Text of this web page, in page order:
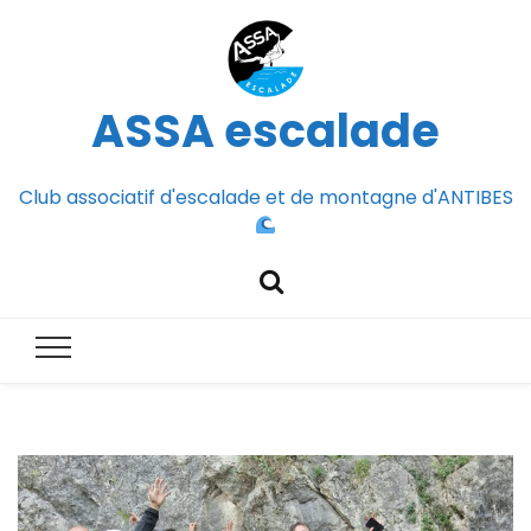
ASSA escalade
Club associatif d'escalade et de montagne d'ANTIBES